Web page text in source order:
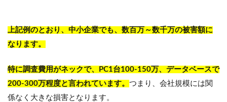
上記例のとおり、中小企業でも、数百万～数千万の被害額に
なります。
特に調査費用がネックで、PC1台100-150万、データベースで
200-300万程度と言われています。 つまり、会社規模には関
係なく大きな損害となります。